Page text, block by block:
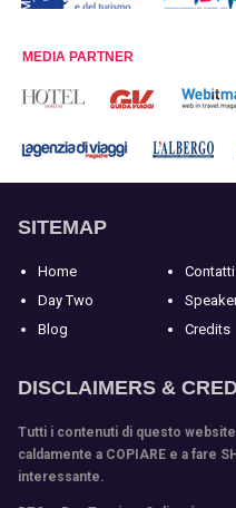
MEDIA PARTNER
SITEMAP
Home Contatti
Day Two
Blog
Credits
DISCLAIMERS &
Tutti i contenuti di questo
caldamente a COPIARE e a fare
interessante.